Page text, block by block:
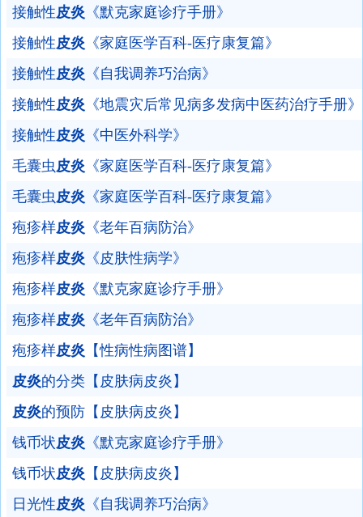
接触性皮炎 《默克家庭诊疗手册》
接触性皮炎 《家庭医学百科-医疗康复篇》
接触性皮炎 《自我调养巧治病》
接触性皮炎 《地震灾后常见病多发病中医药治疗手册》
接触性皮炎 《中医外科学》
毛囊虫皮炎 《家庭医学百科-医疗康复篇》
毛囊虫皮炎 《家庭医学百科-医疗康复篇》
疱疹样皮炎 《老年百病防治》
疱疹样皮炎 《皮肤性病学》
疱疹样皮炎 《默克家庭诊疗手册》
疱疹样皮炎 《老年百病防治》
疱疹样皮炎 【性病性病图谱】
皮炎的分类【皮肤病皮炎】
皮炎的预防【皮肤病皮炎】
钱币状皮炎 《默克家庭诊疗手册》
钱币状皮炎 【皮肤病皮炎】
日光性皮炎 《自我调养巧治病》